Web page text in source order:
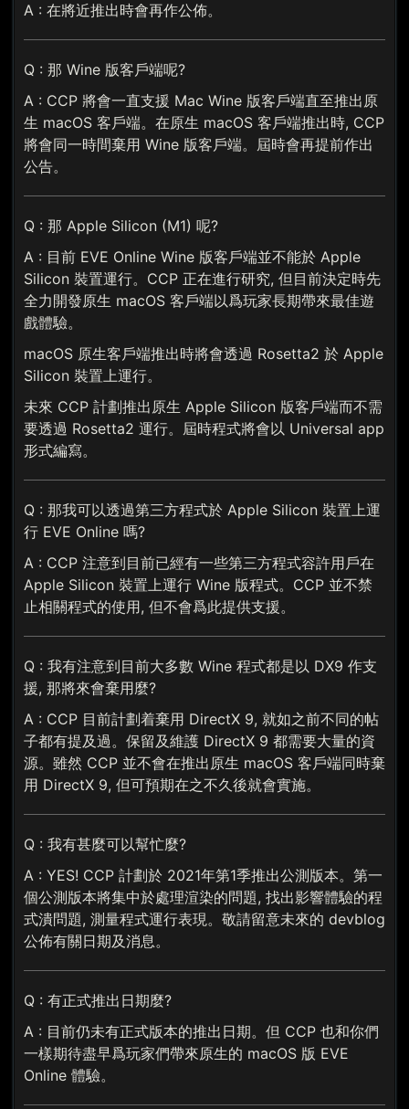
A : 在將近推出時會再作公佈。
Q : 那 Wine 版客戶端呢?
A : CCP 將會一直支援 Mac Wine 版客戶端直至推出原
生 macOS 客戶端。在原生 macOS 客戶端推出時, CCP
將會同一時間棄用 Wine 版客戶端。屆時會再提前作出
公告。
Q : 那 Apple Silicon (M1) 呢?
A : 目前 EVE Online Wine 版客戶端並不能於 Apple
Silicon 裝置運行。CCP 正在進行研究, 但目前決定時先
全力開發原生 macOS 客戶端以爲玩家長期帶來最佳遊
戲體驗。
macOS 原生客戶端推出時將會透過 Rosetta2 於 Apple
Silicon 裝置上運行。
未來 CCP 計劃推出原生 Apple Silicon 版客戶端而不需
要透過 Rosetta2 運行。屆時程式將會以 Universal app
形式編寫。
Q : 那我可以透過第三方程式於 Apple Silicon 裝置上運
行 EVE Online 嗎?
A : CCP 注意到目前已經有一些第三方程式容許用戶在
Apple Silicon 裝置上運行 Wine 版程式。CCP 並不禁
止相關程式的使用, 但不會爲此提供支援。
Q : 我有注意到目前大多數 Wine 程式都是以 DX9 作支
援, 那將來會棄用麼?
A : CCP 目前計劃着棄用 DirectX 9, 就如之前不同的帖
子都有提及過。保留及維護 DirectX 9 都需要大量的資
源。雖然 CCP 並不會在推出原生 macOS 客戶端同時棄
用 DirectX 9, 但可預期在之不久後就會實施。
Q : 我有甚麼可以幫忙麼?
A : YES! CCP 計劃於 2021年第1季推出公測版本。第一
個公測版本將集中於處理渲染的問題, 找出影響體驗的程
式潰問題, 測量程式運行表現。敬請留意未來的 devblog
公佈有關日期及消息。
Q : 有正式推出日期麼?
A : 目前仍未有正式版本的推出日期。但 CCP 也和你們
一樣期待盡早爲玩家們帶來原生的 macOS 版 EVE
Online 體驗。